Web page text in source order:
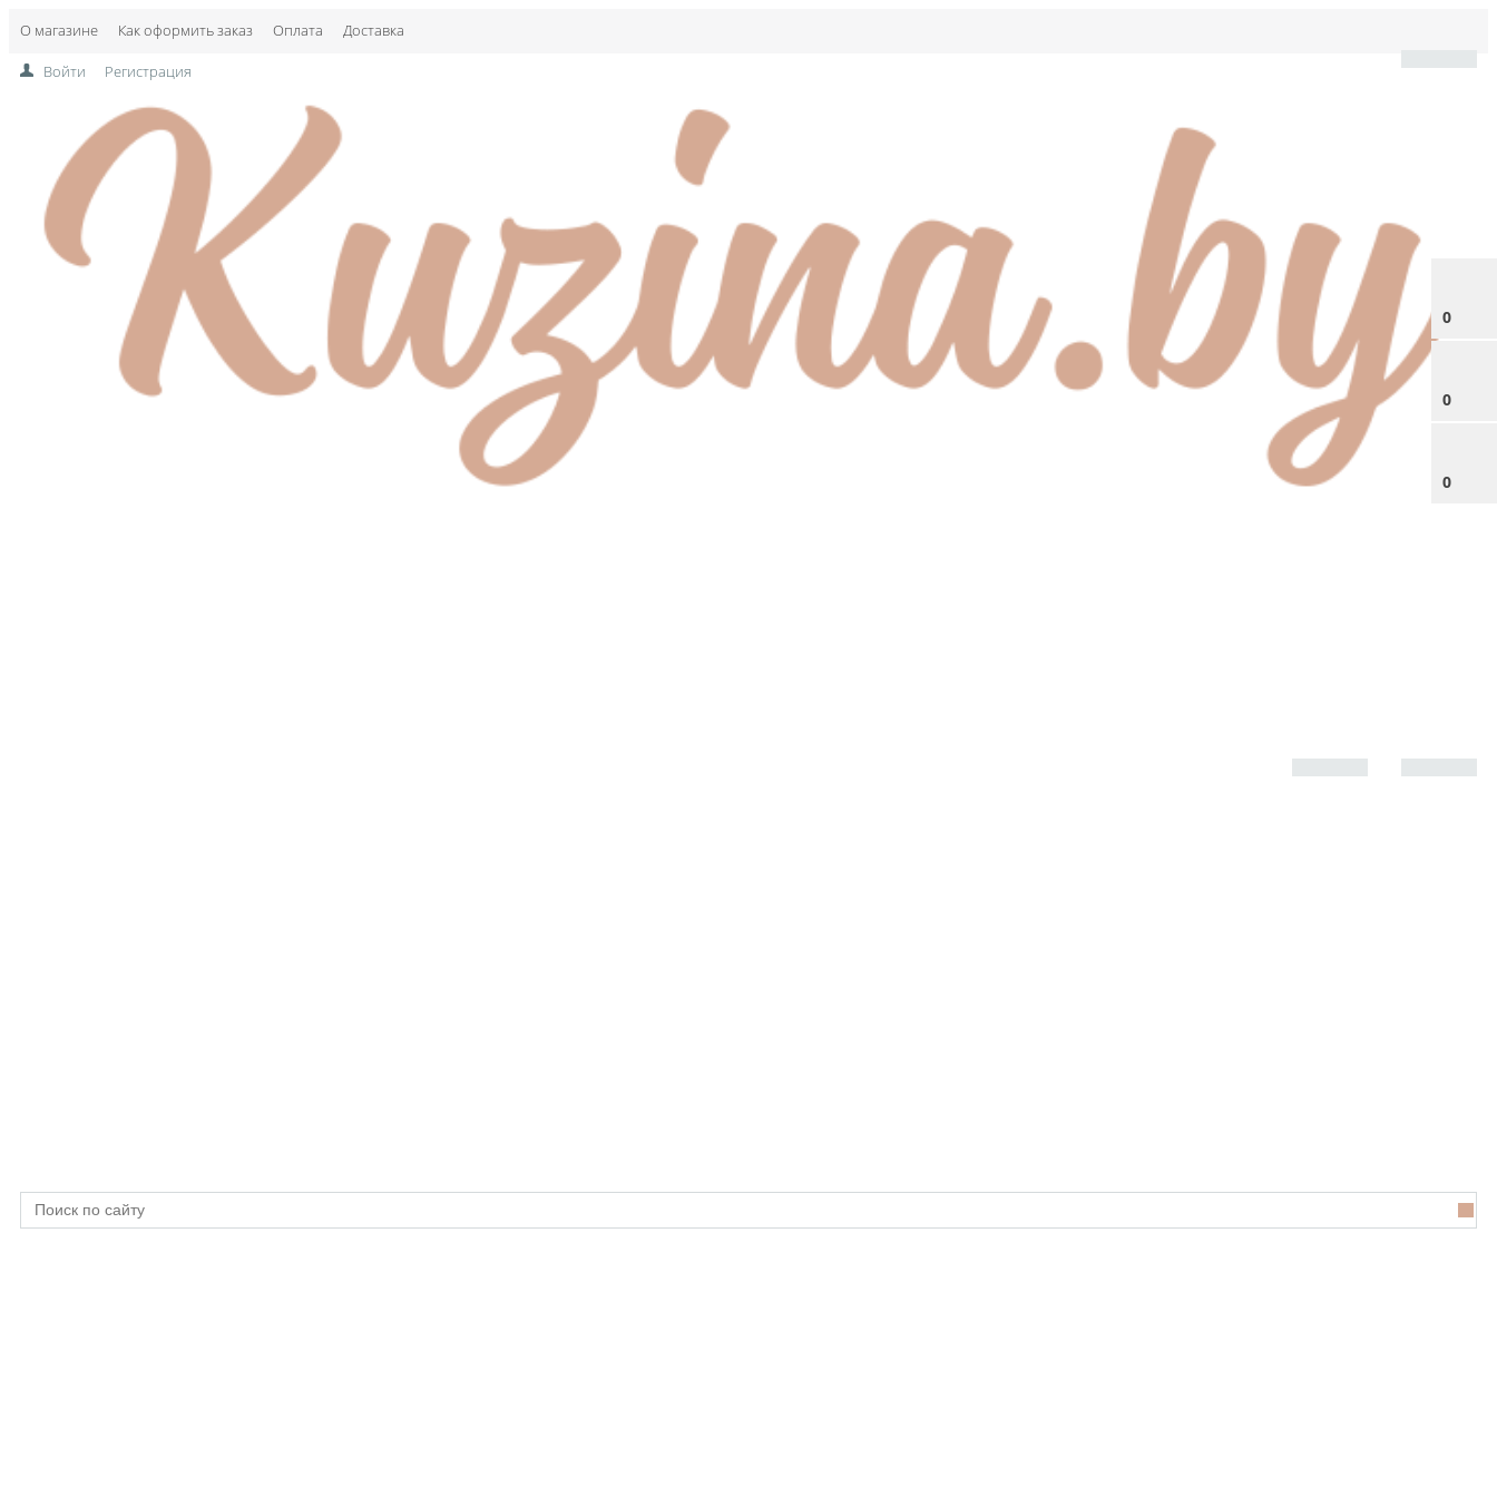
О магазине Как оформить заказ Оплата Доставка
0
0
0
Войти Регистрация